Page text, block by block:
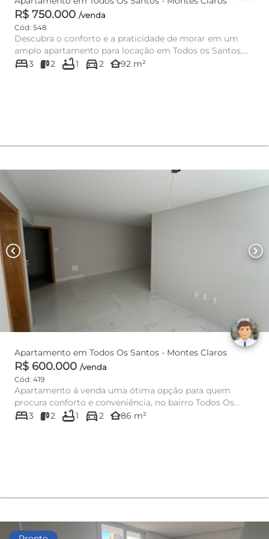
R$ 750.000 /venda
Cód: 548
Descubra o conforto e a praticidade de morar em um
amplo apartamento para locação em Todos os Santos,
um dos bairros ma...
bed3 2 bathtub1 directions_car2 other_houses92 m²
chevron_left chevron_right
Apartamento em Todos Os Santos - Montes Claros
R$ 600.000 /venda
Cód: 419
Apartamento á venda uma ótima opção para quem
procura conforto e conveniência, no bairro Todos Os
Santos – Montes Claros...
bed3 2 bathtub1 directions_car2 other_houses86 m²